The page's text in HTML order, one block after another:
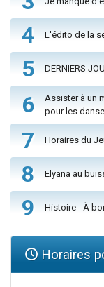
4 L'édito de la
5 DERNIERS
6
Assister à un
pour les
7 Horaires du
8 Elyana au
9 Histoire - À
Horaires